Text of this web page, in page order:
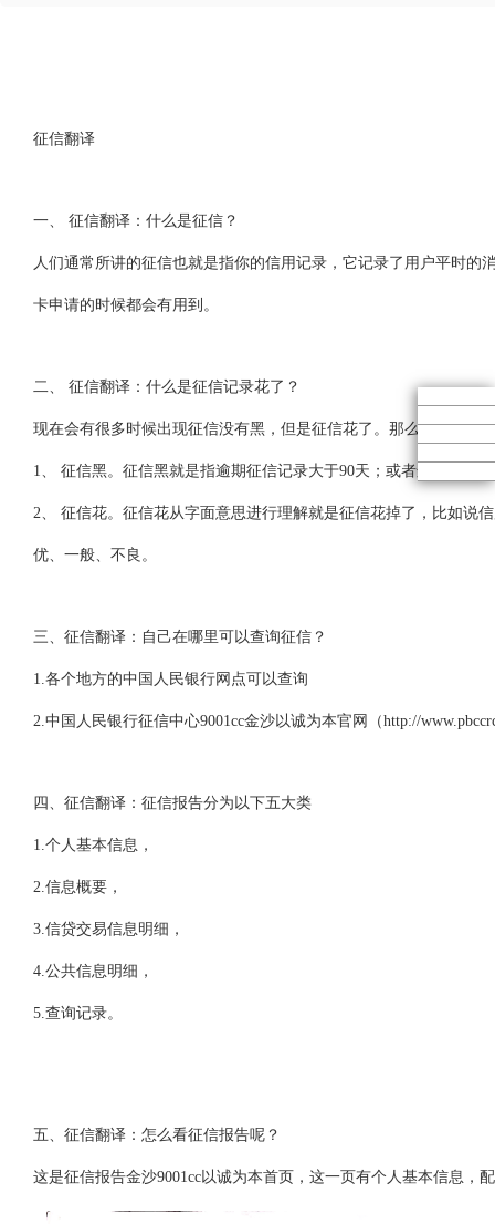
征信翻译
一、 征信翻译：什么是征信？
人们通常所讲的征信也就是指你的信用记录，它记录了用户平时
卡申请的时候都会有用到。
二、 征信翻译：什么是征信记录花了？
现在会有很多时候出现征信没有黑，但是征信花了。那么两者的定
1、 征信黑。征信黑就是指逾期征信记录大于90天；或者连续3次
2、 征信花。征信花从字面意思进行理解就是征信花掉了，比如说
优、一般、不良。
三、征信翻译：自己在哪里可以查询征信？
1.各个地方的中国人民银行网点可以查询
2.中国人民银行征信中心9001cc金沙以诚为本官网（http://
四、征信翻译：征信报告分为以下五大类
1.个人基本信息，
2.信息概要，
3.信贷交易信息明细，
4.公共信息明细，
5.查询记录。
五、征信翻译：怎么看征信报告呢？
这是征信报告金沙9001cc以诚为本首页，这一页有个人基本信息，